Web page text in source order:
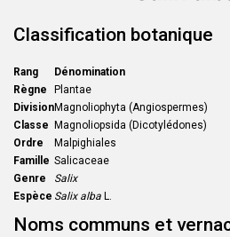
Classification botanique
Rang
Dénomination
Règne
Plantae
DivisionMagnoliophyta (Angiospermes)
Classe
Magnoliopsida (Dicotylédones)
Ordre
Malpighiales
Famille Salicaceae
Genre
Salix
Espèce Salix alba L.
Noms communs et